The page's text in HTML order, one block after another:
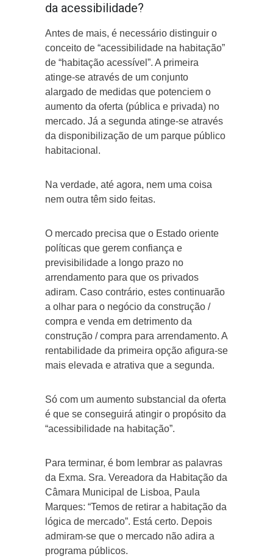
da acessibilidade?
Antes de mais, é necessário distinguir o
conceito de “acessibilidade na habitação”
de “habitação acessível”. A primeira
atinge-se através de um conjunto
alargado de medidas que potenciem o
aumento da oferta (pública e privada) no
mercado. Já a segunda atinge-se através
da disponibilização de um parque público
habitacional.
Na verdade, até agora, nem uma coisa
nem outra têm sido feitas.
O mercado precisa que o Estado oriente
políticas que gerem confiança e
previsibilidade a longo prazo no
arrendamento para que os privados
adiram. Caso contrário, estes continuarão
a olhar para o negócio da construção /
compra e venda em detrimento da
construção / compra para arrendamento. A
rentabilidade da primeira opção afigura-se
mais elevada e atrativa que a segunda.
Só com um aumento substancial da oferta
é que se conseguirá atingir o propósito da
“acessibilidade na habitação”.
Para terminar, é bom lembrar as palavras
da Exma. Sra. Vereadora da Habitação da
Câmara Municipal de Lisboa, Paula
Marques: “Temos de retirar a habitação da
lógica de mercado”. Está certo. Depois
admiram-se que o mercado não adira a
programa públicos.